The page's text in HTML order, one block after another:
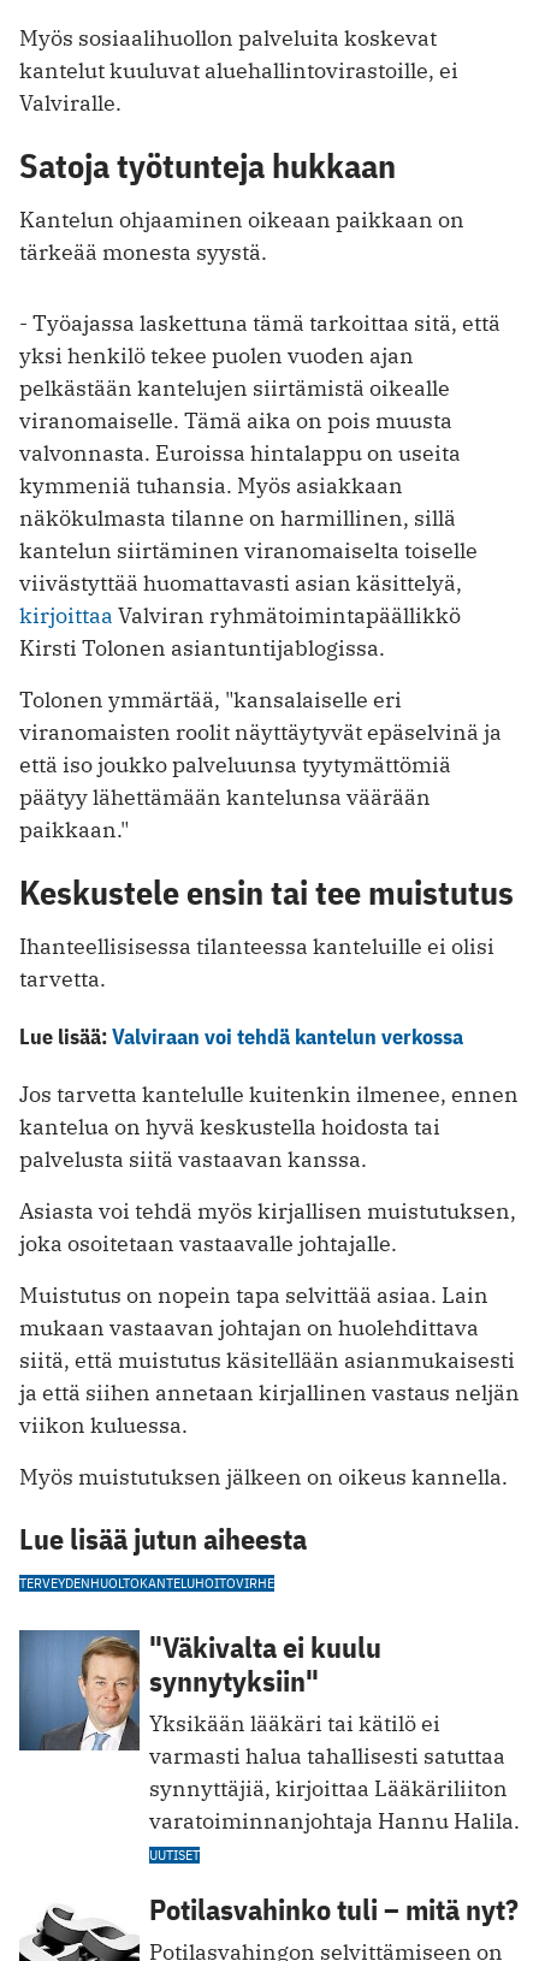
Myös sosiaalihuollon palveluita koskevat
kantelut kuuluvat aluehallintovirastoille, ei
Valviralle.
Satoja työtunteja hukkaan
Kantelun ohjaaminen oikeaan paikkaan on
tärkeää monesta syystä.
- Työajassa laskettuna tämä tarkoittaa sitä, että
yksi henkilö tekee puolen vuoden ajan
pelkästään kantelujen siirtämistä oikealle
viranomaiselle. Tämä aika on pois muusta
valvonnasta. Euroissa hintalappu on useita
kymmeniä tuhansia. Myös asiakkaan
näkökulmasta tilanne on harmillinen, sillä
kantelun siirtäminen viranomaiselta toiselle
viivästyttää huomattavasti asian käsittelyä,
kirjoittaa Valviran ryhmätoimintapäällikkö
Kirsti Tolonen asiantuntijablogissa.
Tolonen ymmärtää, "kansalaiselle eri
viranomaisten roolit näyttäytyvät epäselvinä ja
että iso joukko palveluunsa tyytymättömiä
päätyy lähettämään kantelunsa väärään
paikkaan."
Keskustele ensin tai tee muistutus
Ihanteellisisessa tilanteessa kanteluille ei olisi
tarvetta.
Lue lisää:Valviraan voi tehdä kantelun verkossa
Jos tarvetta kantelulle kuitenkin ilmenee, ennen
kantelua on hyvä keskustella hoidosta tai
palvelusta siitä vastaavan kanssa.
Asiasta voi tehdä myös kirjallisen muistutuksen,
joka osoitetaan vastaavalle johtajalle.
Muistutus on nopein tapa selvittää asiaa. Lain
mukaan vastaavan johtajan on huolehdittava
siitä, että muistutus käsitellään asianmukaisesti
ja että siihen annetaan kirjallinen vastaus neljän
viikon kuluessa.
Myös muistutuksen jälkeen on oikeus kannella.
Lue lisää jutun aiheesta
TERVEYDENHUOLTOKANTELUHOITOVIRHE
"Väkivalta ei kuulu
synnytyksiin"
Yksikään lääkäri tai kätilö ei
varmasti halua tahallisesti satuttaa
synnyttäjiä, kirjoittaa Lääkäriliiton
varatoiminnanjohtaja Hannu Halila.
UUTISET
Potilasvahinko tuli – mitä nyt?
Potilasvahingon selvittämiseen on